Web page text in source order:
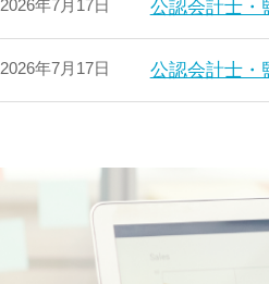
2026年7月17日 公認会計士・
2026年7月17日 公認会計士・